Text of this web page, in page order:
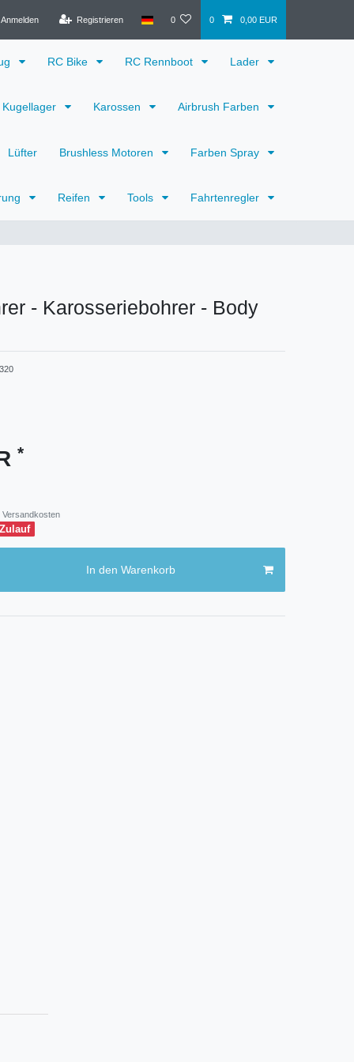
Anmelden Registrieren 0 0 0,00 EUR
RC Bike RC Rennboot Lader
Kugellager Karossen Airbrush Farben
Lüfter Brushless Motoren Farben Spray
Reifen Tools Fahrtenregler
- Karosseriebohrer - Body
*
Versandkosten
In den Warenkorb